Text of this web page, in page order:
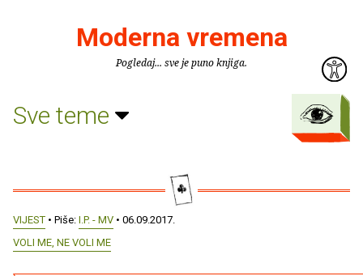
Moderna vremena
Pogledaj... sve je puno knjiga.
Sve teme
VIJEST • Piše: I.P. - MV • 06.09.2017.
VOLI ME, NE VOLI ME